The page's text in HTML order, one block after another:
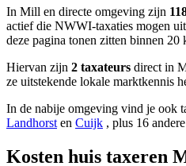
In Mill en directe omgeving zijn
actief die NWWI-taxaties mogen
deze pagina tonen zitten binnen 20
Hiervan zijn 2 taxateurs direct in
ze uitstekende lokale marktkennis
In de nabije omgeving vind je ook
Landhorst en Cuijk , plus 16
Kosten huis taxeren